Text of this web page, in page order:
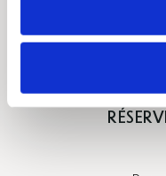
SUR
Tarifs à